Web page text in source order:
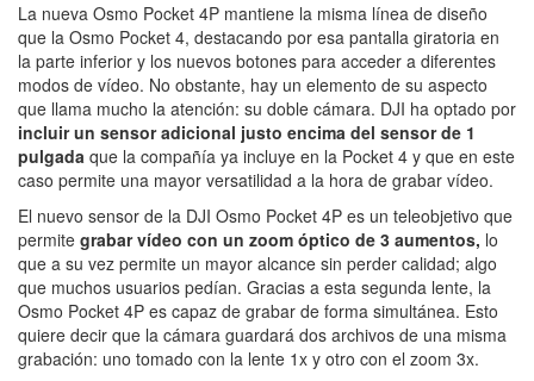
La nueva Osmo Pocket 4P mantiene la misma línea de diseño
que la Osmo Pocket 4, destacando por esa pantalla giratoria en
la parte inferior y los nuevos botones para acceder a diferentes
modos de vídeo. No obstante, hay un elemento de su aspecto
que llama mucho la atención: su doble cámara. DJI ha optado por
incluir un sensor adicional justo encima del sensor de 1
pulgada que la compañía ya incluye en la Pocket 4 y que en este
caso permite una mayor versatilidad a la hora de grabar vídeo.
El nuevo sensor de la DJI Osmo Pocket 4P es un teleobjetivo que
permite grabar vídeo con un zoom óptico de 3 aumentos, lo
que a su vez permite un mayor alcance sin perder calidad; algo
que muchos usuarios pedían. Gracias a esta segunda lente, la
Osmo Pocket 4P es capaz de grabar de forma simultánea. Esto
quiere decir que la cámara guardará dos archivos de una misma
grabación: uno tomado con la lente 1x y otro con el zoom 3x.